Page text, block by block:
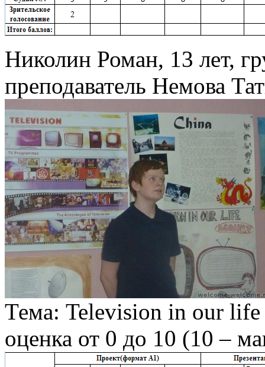
Николин Роман, 13 лет,
преподаватель Немова
Тема: Television in our life
оценка от 0 до 10 (10 –